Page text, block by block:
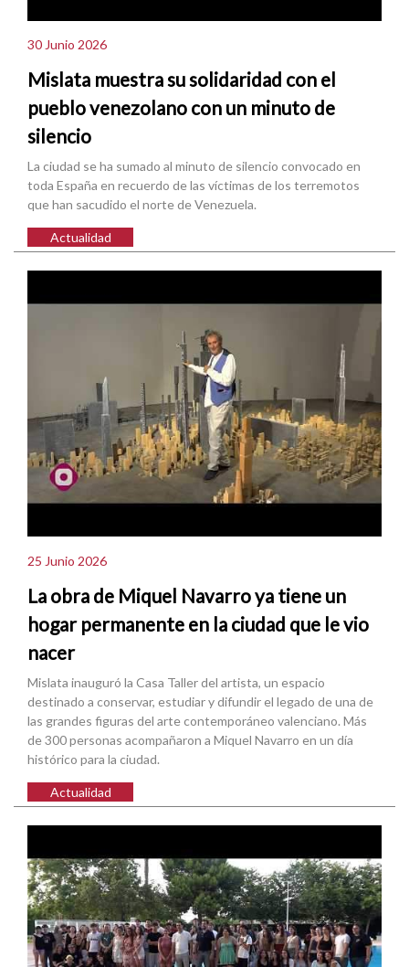
30 Junio 2026
Mislata muestra su solidaridad con el
pueblo venezolano con un minuto de
silencio
La ciudad se ha sumado al minuto de silencio convocado en
toda España en recuerdo de las víctimas de los terremotos
que han sacudido el norte de Venezuela.
Actualidad
25 Junio 2026
La obra de Miquel Navarro ya tiene un
hogar permanente en la ciudad que le vio
nacer
Mislata inauguró la Casa Taller del artista, un espacio
destinado a conservar, estudiar y difundir el legado de una de
las grandes figuras del arte contemporáneo valenciano. Más
de 300 personas acompañaron a Miquel Navarro en un día
histórico para la ciudad.
Actualidad